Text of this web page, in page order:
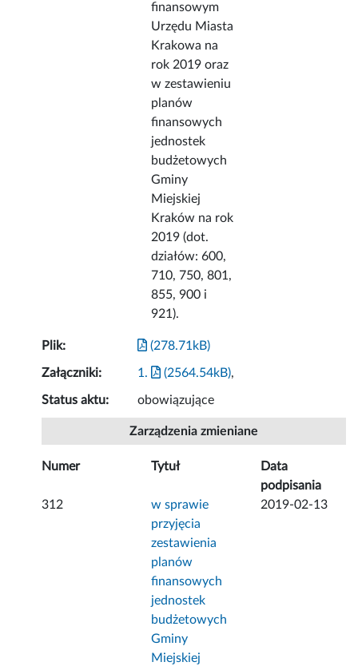
finansowym
Urzędu Miasta
Krakowa na
rok 2019 oraz
w zestawieniu
planów
finansowych
jednostek
budżetowych
Gminy
Miejskiej
Kraków na rok
2019 (dot.
działów: 600,
710, 750, 801,
855, 900 i
921).
Plik: (278.71kB)
Załączniki: 1. (2564.54kB),
Status aktu: obowiązujące
Zarządzenia zmieniane
Numer Tytuł
Data
podpisania
312
w sprawie
przyjęcia
zestawienia
planów
finansowych
jednostek
budżetowych
Gminy
Miejskiej
2019-02-13